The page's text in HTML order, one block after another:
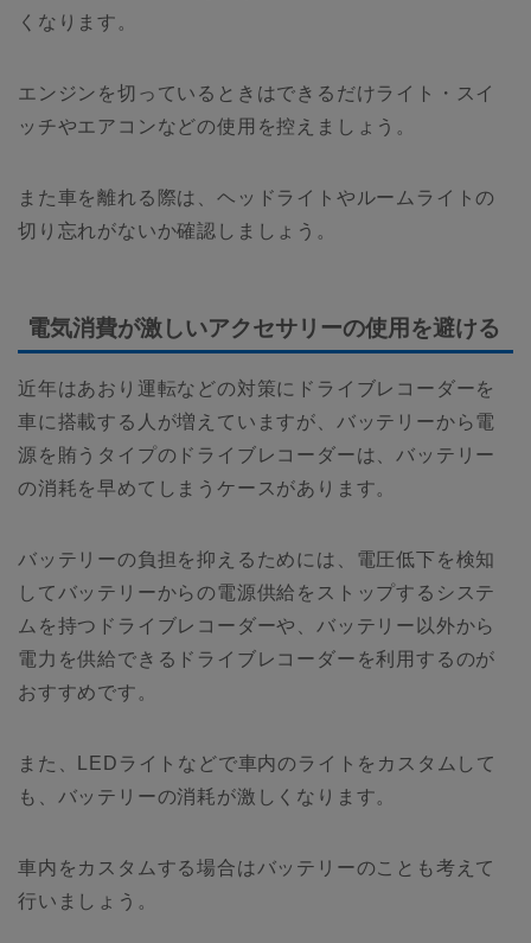
くなります。
エンジンを切っているときはできるだけライト・スイ
ッチやエアコンなどの使用を控えましょう。
また車を離れる際は、ヘッドライトやルームライトの
切り忘れがないか確認しましょう。
電気消費が激しいアクセサリーの使用を避ける
近年はあおり運転などの対策にドライブレコーダーを
車に搭載する人が増えていますが、バッテリーから電
源を賄うタイプのドライブレコーダーは、バッテリー
の消耗を早めてしまうケースがあります。
バッテリーの負担を抑えるためには、電圧低下を検知
してバッテリーからの電源供給をストップするシステ
ムを持つドライブレコーダーや、バッテリー以外から
電力を供給できるドライブレコーダーを利用するのが
おすすめです。
また、LEDライトなどで車内のライトをカスタムして
も、バッテリーの消耗が激しくなります。
車内をカスタムする場合はバッテリーのことも考えて
行いましょう。